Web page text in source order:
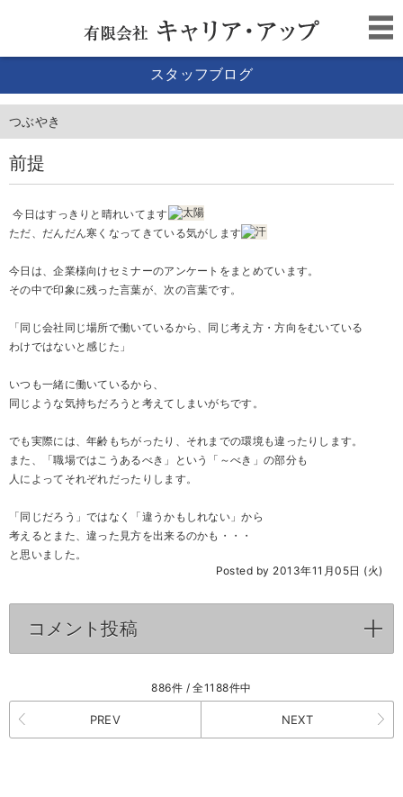
スタッフブログ
つぶやき
前提
今日はすっきりと晴れいてます
ただ、だんだん寒くなってきている気がします
今日は、企業様向けセミナーのアンケートをまとめています。
その中で印象に残った言葉が、次の言葉です。
「同じ会社同じ場所で働いているから、同じ考え方・方向をむいている
わけではないと感じた」
いつも一緒に働いているから、
同じような気持ちだろうと考えてしまいがちです。
でも実際には、年齢もちがったり、それまでの環境も違ったりします。
また、「職場ではこうあるべき」という「～べき」の部分も
人によってそれぞれだったりします。
「同じだろう」ではなく「違うかもしれない」から
考えるとまた、違った見方を出来るのかも・・・
と思いました。
Posted by 2013年11月05日 (火)
コメント投稿
886件 / 全1188件中
PREV NEXT